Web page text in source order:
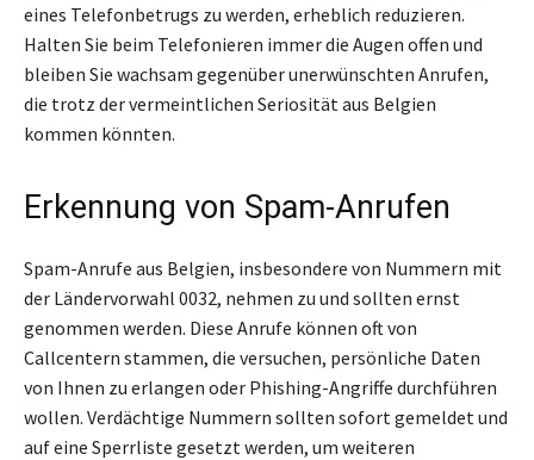
eines Telefonbetrugs zu werden, erheblich reduzieren.
Halten Sie beim Telefonieren immer die Augen offen und
bleiben Sie wachsam gegenüber unerwünschten Anrufen,
die trotz der vermeintlichen Seriosität aus Belgien
kommen könnten.
Erkennung von Spam-Anrufen
Spam-Anrufe aus Belgien, insbesondere von Nummern mit
der Ländervorwahl 0032, nehmen zu und sollten ernst
genommen werden. Diese Anrufe können oft von
Callcentern stammen, die versuchen, persönliche Daten
von Ihnen zu erlangen oder Phishing-Angriffe durchführen
wollen. Verdächtige Nummern sollten sofort gemeldet und
auf eine Sperrliste gesetzt werden, um weiteren